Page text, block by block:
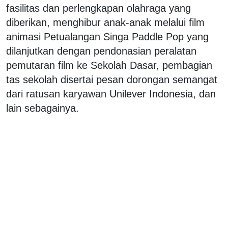
fasilitas dan perlengkapan olahraga yang
diberikan, menghibur anak-anak melalui film
animasi Petualangan Singa Paddle Pop yang
dilanjutkan dengan pendonasian peralatan
pemutaran film ke Sekolah Dasar, pembagian
tas sekolah disertai pesan dorongan semangat
dari ratusan karyawan Unilever Indonesia, dan
lain sebagainya.